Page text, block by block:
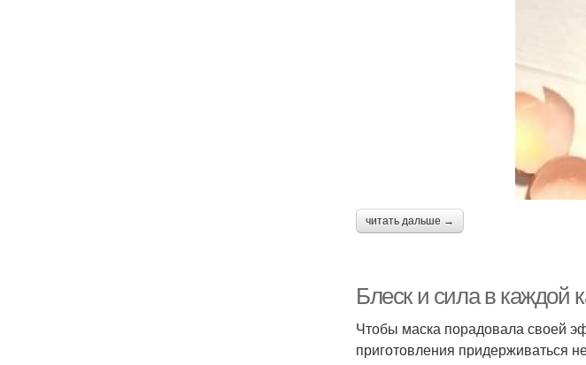
читать дальше →
Блеск и сила в каждой
Чтобы маска порадовала своей
приготовления придерживаться